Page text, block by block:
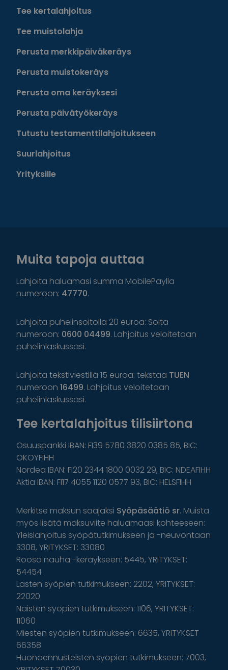
Tee kertalahjoitus
Tee muistolahja
Perusta merkkipäiväkeräys
Perusta muistokeräys
Perusta oma keräyksesi
Perusta päivätyökeräys
Tutustu testamenttilahjoitukseen
Suurlahjoitus
Yrityksille
Muita tapoja auttaa
Lahjoita haluamasi summa MobilePaylla
numeroon: 47770.
Lahjoita puhelinsoitolla 20 euroa: Soita
numeroon: 0600 04499. Lahjoitus veloitetaan
puhelinlaskussasi.
Lahjoita tekstiviestillä 15 euroa: tekstaa TUEN
numeroon 16499. Lahjoitus veloitetaan
puhelinlaskussasi.
Tee kertalahjoitus tilisiirtona
Osuuspankki IBAN: FI39 5780 3820 0385 85, BIC:
OKOYFIHH
Nordea IBAN: FI20 2344 1800 0032 29, BIC: NDEAFIHH
Aktia IBAN: FI17 4055 1120 0577 93, BIC: HELSFIHH
Merkitse maksun saajaksi Syöpäsäätiö sr. Muista
myös lisätä maksuviite haluamaasi kohteeseen:
Yleislahjoitus syöpätutkimukseen ja -neuvontaan
3308, YRITYKSET: 33080
Roosa nauha -keräykseen: 5445, YRITYKSET:
54454
Lasten syöpien tutkimukseen: 2202, YRITYKSET:
22020
Naisten syöpien tutkimukseen: 1106, YRITYKSET:
11060
Miesten syöpien tutkimukseen: 6635, YRITYKSET
66358
Huonoennusteisten syöpien tutkimukseen: 7003,